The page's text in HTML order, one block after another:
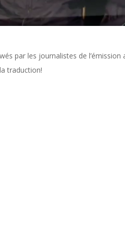
par les journalistes de
traduction!